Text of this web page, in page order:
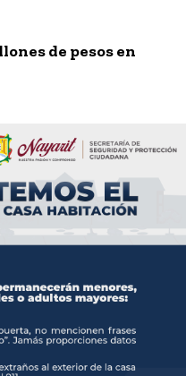
de pesos en